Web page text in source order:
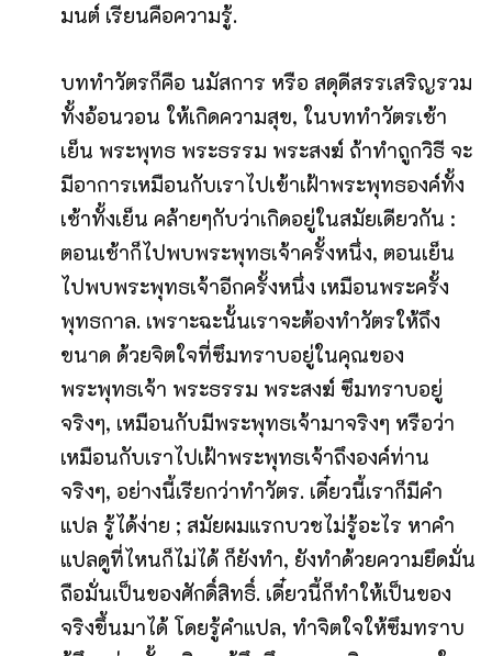
มนต์ เรียนคือความรู้.
บททำวัตรก็คือ นมัสการ หรือ สดุดีสรรเสริญรวม
ทั้งอ้อนวอน ให้เกิดความสุข, ในบททำวัตรเช้า
เย็น พระพุทธ พระธรรม พระสงฆ์ ถ้าทำถูกวิธี จะ
มีอาการเหมือนกับเราไปเข้าเฝ้าพระพุทธองค์ทั้ง
เช้าทั้งเย็น คล้ายๆกับว่าเกิดอยู่ในสมัยเดียวกัน :
ตอนเช้าก็ไปพบพระพุทธเจ้าครั้งหนึ่ง, ตอนเย็น
ไปพบพระพุทธเจ้าอีกครั้งหนึ่ง เหมือนพระครั้ง
พุทธกาล. เพราะฉะนั้นเราจะต้องทำวัตรให้ถึง
ขนาด ด้วยจิตใจที่ซึมทราบอยู่ในคุณของ
พระพุทธเจ้า พระธรรม พระสงฆ์ ซึมทราบอยู่
จริงๆ, เหมือนกับมีพระพุทธเจ้ามาจริงๆ หรือว่า
เหมือนกับเราไปเฝ้าพระพุทธเจ้าถึงองค์ท่าน
จริงๆ, อย่างนี้เรียกว่าทำวัตร. เดี๋ยวนี้เราก็มีคำ
แปล รู้ได้ง่าย ; สมัยผมแรกบวชไม่รู้อะไร หาคำ
แปลดูที่ไหนก็ไม่ได้ ก็ยังทำ, ยังทำด้วยความยึดมั่น
ถือมั่นเป็นของศักดิ์สิทธิ์. เดี๋ยวนี้ก็ทำให้เป็นของ
จริงขึ้นมาได้ โดยรู้คำแปล, ทำจิตใจให้ซึมทราบ